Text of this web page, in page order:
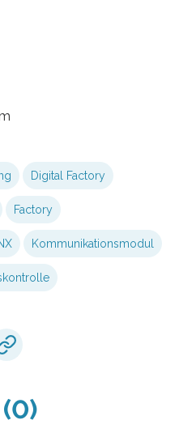
Digital Factory
Factory
Kommunikationsmodul